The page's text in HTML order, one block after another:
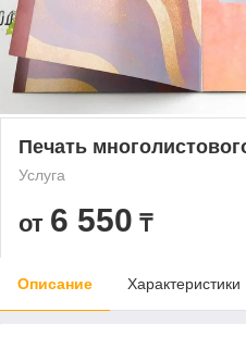
Печать
Услуга
от 6 550 ₸
Описание Характеристики